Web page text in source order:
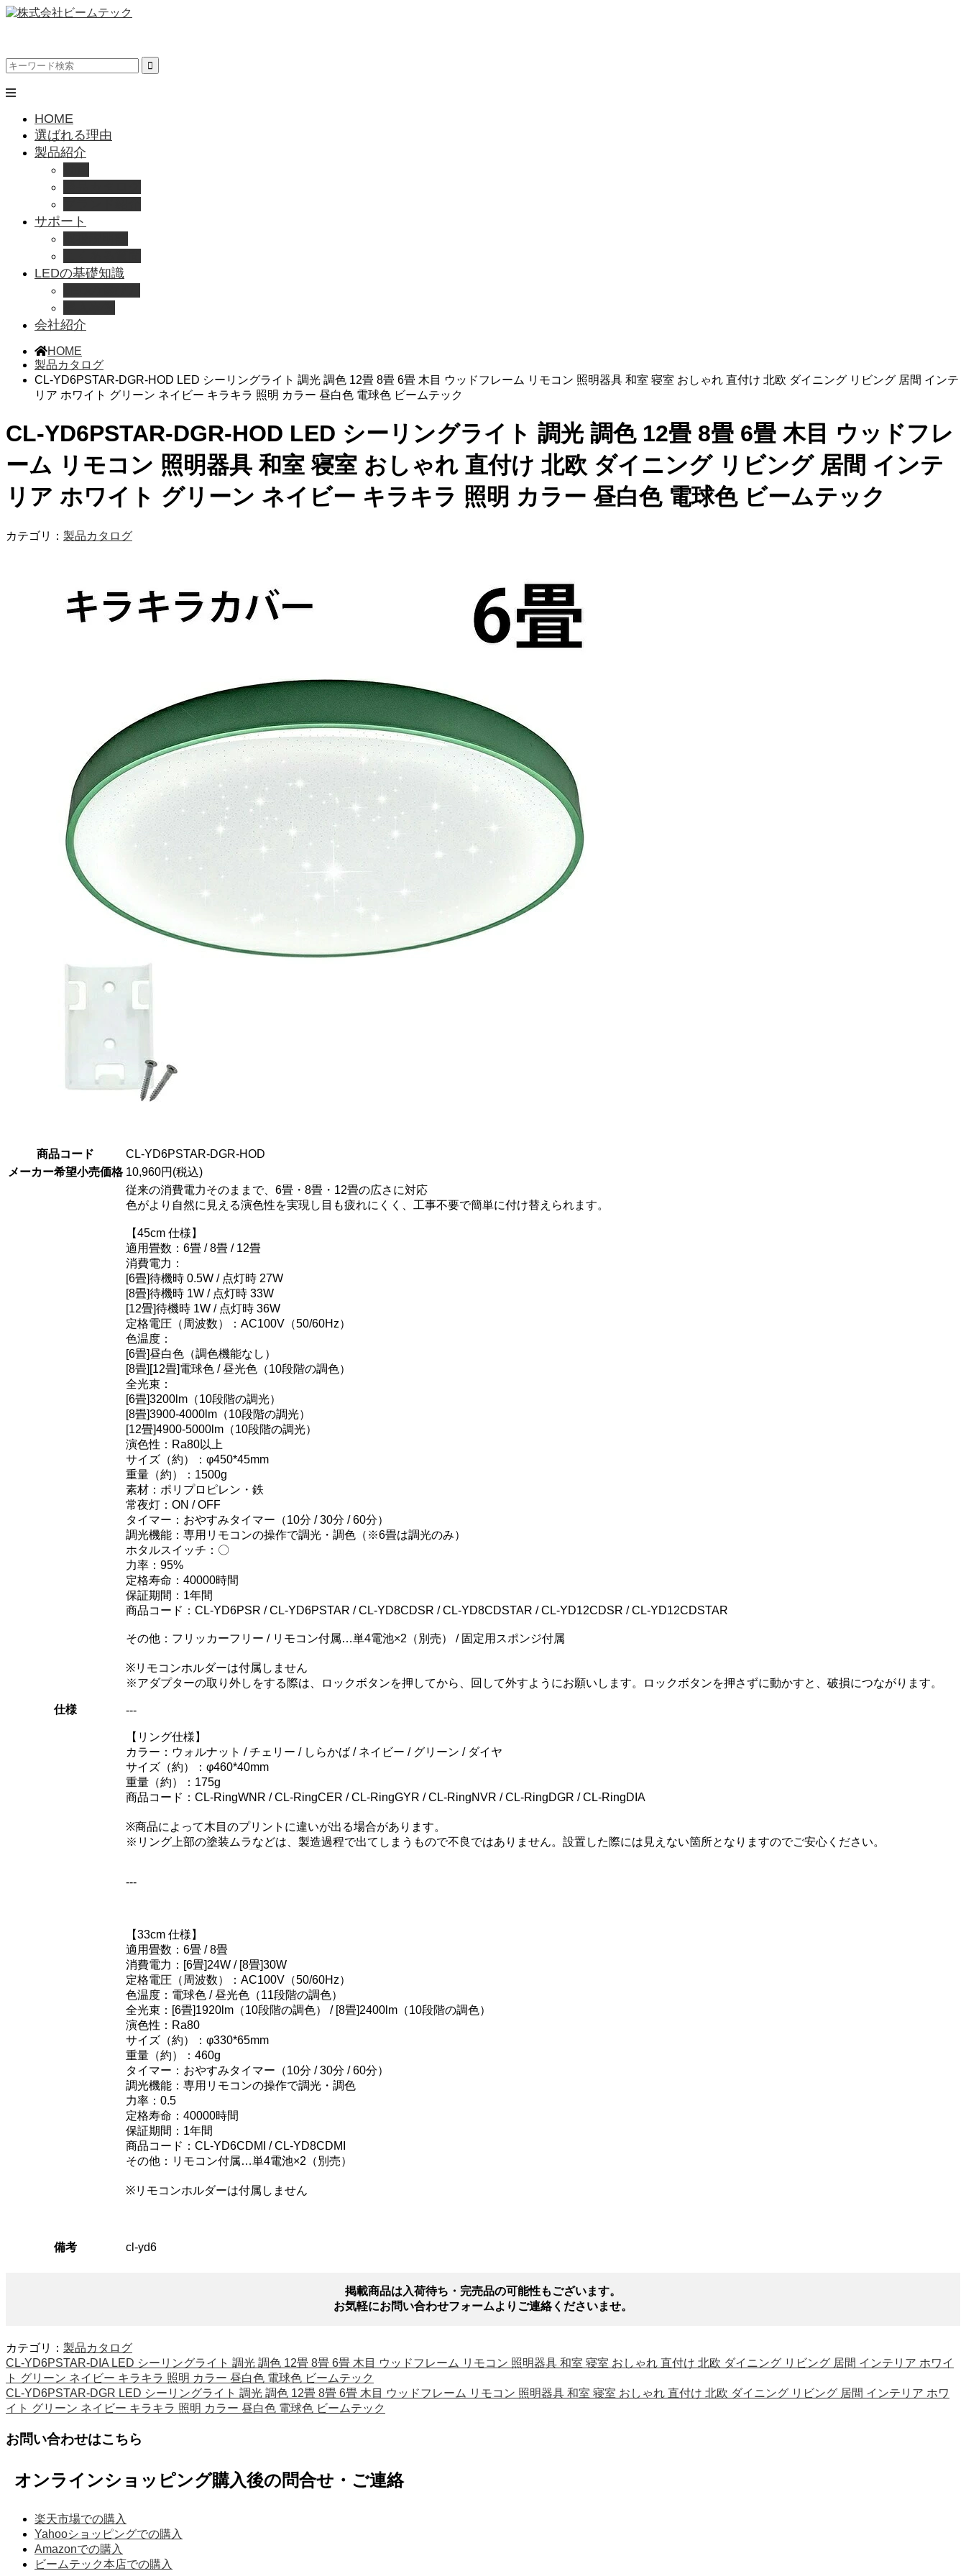
HOME
選ばれる理由
製品紹介
サポート
LEDの基礎知識
会社紹介
HOME
製品カタログ
CL-YD6PSTAR-DGR-HOD LED シーリングライト 調光 調色 12畳 8畳 6畳 木目 ウッドフレーム リモコン 照明器具 和室 寝室 おしゃれ 直付け 北欧 ダイニング リビング 居間 インテ
リア ホワイト グリーン ネイビー キラキラ 照明 カラー 昼白色 電球色 ビームテック
CL-YD6PSTAR-DGR-HOD LED シーリングライト 調光 調色 12畳 8畳 6畳 木目 ウッドフレ
ーム リモコン 照明器具 和室 寝室 おしゃれ 直付け 北欧 ダイニング リビング 居間 インテ
リア ホワイト グリーン ネイビー キラキラ 照明 カラー 昼白色 電球色 ビームテック
カテゴリ： 製品カタログ
商品コード
CL-YD6PSTAR-DGR-HOD
メーカー希望小売価格 10,960円(税込)
仕様
従来の消費電力そのままで、6畳・8畳・12畳の広さに対応
色がより自然に見える演色性を実現し目も疲れにくく、工事不要で簡単に付け替えられます。
【45cm 仕様】
適用畳数：6畳 / 8畳 / 12畳
消費電力：
[6畳]待機時 0.5W / 点灯時 27W
[8畳]待機時 1W / 点灯時 33W
[12畳]待機時 1W / 点灯時 36W
定格電圧（周波数）：AC100V（50/60Hz）
色温度：
[6畳]昼白色（調色機能なし）
[8畳][12畳]電球色 / 昼光色（10段階の調色）
全光束：
[6畳]3200lm（10段階の調光）
[8畳]3900-4000lm（10段階の調光）
[12畳]4900-5000lm（10段階の調光）
演色性：Ra80以上
サイズ（約）：φ450*45mm
重量（約）：1500g
素材：ポリプロピレン・鉄
常夜灯：ON / OFF
タイマー：おやすみタイマー（10分 / 30分 / 60分）
調光機能：専用リモコンの操作で調光・調色（※6畳は調光のみ）
ホタルスイッチ：〇
力率：95%
定格寿命：40000時間
保証期間：1年間
商品コード：CL-YD6PSR / CL-YD6PSTAR / CL-YD8CDSR / CL-YD8CDSTAR / CL-YD12CDSR / CL-YD12CDSTAR
その他：フリッカーフリー / リモコン付属…単4電池×2（別売） / 固定用スポンジ付属
※リモコンホルダーは付属しません
※アダプターの取り外しをする際は、ロックボタンを押してから、回して外すようにお願いします。ロックボタンを押さずに動かすと、破損につながります。
---
【リング仕様】
カラー：ウォルナット / チェリー / しらかば / ネイビー / グリーン / ダイヤ
サイズ（約）：φ460*40mm
重量（約）：175g
商品コード：CL-RingWNR / CL-RingCER / CL-RingGYR / CL-RingNVR / CL-RingDGR / CL-RingDIA
※商品によって木目のプリントに違いが出る場合があります。
※リング上部の塗装ムラなどは、製造過程で出てしまうもので不良ではありません。設置した際には見えない箇所となりますのでご安心ください。
---
【33cm 仕様】
適用畳数：6畳 / 8畳
消費電力：[6畳]24W / [8畳]30W
定格電圧（周波数）：AC100V（50/60Hz）
色温度：電球色 / 昼光色（11段階の調色）
全光束：[6畳]1920lm（10段階の調色） / [8畳]2400lm（10段階の調色）
演色性：Ra80
サイズ（約）：φ330*65mm
重量（約）：460g
タイマー：おやすみタイマー（10分 / 30分 / 60分）
調光機能：専用リモコンの操作で調光・調色
力率：0.5
定格寿命：40000時間
保証期間：1年間
商品コード：CL-YD6CDMI / CL-YD8CDMI
その他：リモコン付属…単4電池×2（別売）
※リモコンホルダーは付属しません
備考 cl-yd6
掲載商品は入荷待ち・完売品の可能性もございます。
お気軽にお問い合わせフォームよりご連絡くださいませ。
カテゴリ： 製品カタログ
CL-YD6PSTAR-DIA LED シーリングライト 調光 調色 12畳 8畳 6畳 木目 ウッドフレーム リモコン 照明器具 和室 寝室 おしゃれ 直付け 北欧 ダイニング リビング 居間 インテリア ホワイ
ト グリーン ネイビー キラキラ 照明 カラー 昼白色 電球色 ビームテック
CL-YD6PSTAR-DGR LED シーリングライト 調光 調色 12畳 8畳 6畳 木目 ウッドフレーム リモコン 照明器具 和室 寝室 おしゃれ 直付け 北欧 ダイニング リビング 居間 インテリア ホワ
イト グリーン ネイビー キラキラ 照明 カラー 昼白色 電球色 ビームテック
お問い合わせはこちら
オンラインショッピング購入後の問合せ・ご連絡
楽天市場での購入
Yahooショッピングでの購入
Amazonでの購入
ビームテック本店での購入